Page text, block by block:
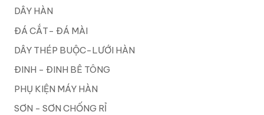
DÂY HÀN
ĐÁ CẮT- ĐÁ MÀI
DÂY THÉP BUỘC-LƯỚI HÀN
ĐINH - ĐINH BÊ TÔNG
PHỤ KIỆN MÁY HÀN
SƠN - SƠN CHỐNG RỈ